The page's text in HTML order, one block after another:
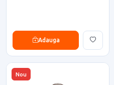
Adauga
Nou